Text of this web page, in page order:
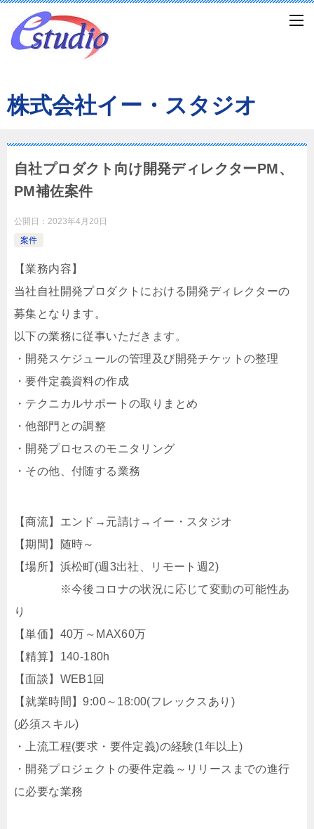
株式会社イー・スタジオ
自社プロダクト向け開発ディレクターPM、
PM補佐案件
公開日： 2023年4月20日
案件
【業務内容】
当社自社開発プロダクトにおける開発ディレクターの
募集となります。
以下の業務に従事いただきます。
・開発スケジュールの管理及び開発チケットの整理
・要件定義資料の作成
・テクニカルサポートの取りまとめ
・他部門との調整
・開発プロセスのモニタリング
・その他、付随する業務
【商流】エンド→元請け→イー・スタジオ
【期間】随時～
【場所】浜松町(週3出社、リモート週2)
※今後コロナの状況に応じて変動の可能性あ
り
【単価】40万～MAX60万
【精算】140-180h
【面談】WEB1回
【就業時間】9:00～18:00(フレックスあり)
(必須スキル)
・上流工程(要求・要件定義)の経験(1年以上)
・開発プロジェクトの要件定義～リリースまでの進行
に必要な業務